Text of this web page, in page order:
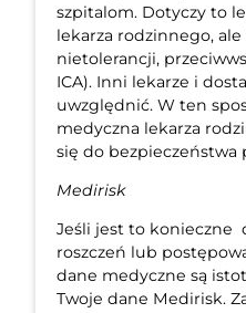
szpitalom. Dotyczy to
lekarza rodzinnego,
nietolerancji,
ICA). Inni lekarze i
uwzględnić. W ten
medyczna lekarza
się do bezpieczeństwa
Medirisk
Jeśli jest to konieczne
roszczeń lub
dane medyczne są
Twoje dane Medirisk.